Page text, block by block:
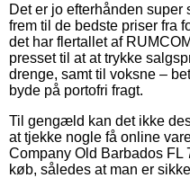
Det er jo efterhånden super
frem til de bedste priser fra
det har flertallet af
presset til at at trykke
drenge, samt til voksne –
byde på portofri fragt.
Til gengæld kan det ikke
at tjekke nogle få online
Company Old Barbados FL
køb, således at man er